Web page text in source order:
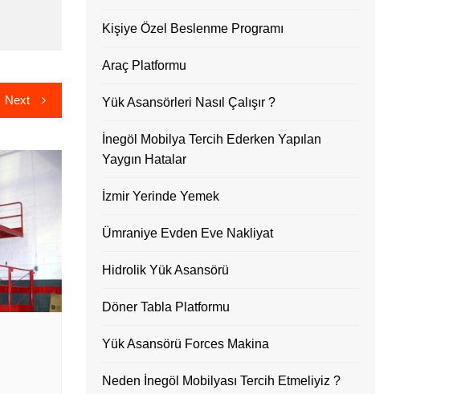
Next
Kişiye Özel Beslenme Programı
Araç Platformu
Yük Asansörleri Nasıl Çalışır ?
İnegöl Mobilya Tercih Ederken Yapılan
Yaygın Hatalar
İzmir Yerinde Yemek
Ümraniye Evden Eve Nakliyat
Hidrolik Yük Asansörü
Döner Tabla Platformu
Yük Asansörü Forces Makina
Neden İnegöl Mobilyası Tercih Etmeliyiz ?